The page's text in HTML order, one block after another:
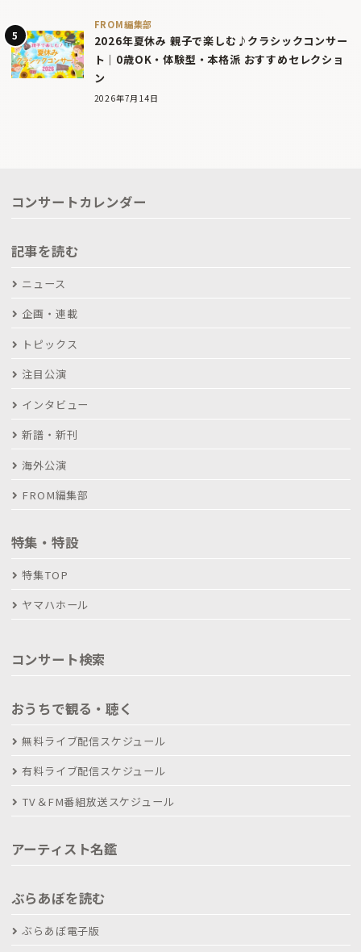
FROM編集部
2026年夏休み 親子で楽しむ♪クラシックコンサー
ト｜0歳OK・体験型・本格派 おすすめセレクショ
ン
2026年7月14日
コンサートカレンダー
記事を読む
ニュース
企画・連載
トピックス
注目公演
インタビュー
新譜・新刊
海外公演
FROM編集部
特集・特設
特集TOP
ヤマハホール
コンサート検索
おうちで観る・聴く
無料ライブ配信スケジュール
有料ライブ配信スケジュール
TV＆FM番組放送スケジュール
アーティスト名鑑
ぶらあぼを読む
ぶらあぼ電子版